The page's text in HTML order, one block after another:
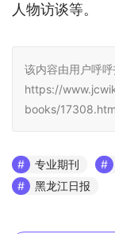
人物访谈等。
该内容由用户呼
https://
books/
专业期刊
黑龙江日报